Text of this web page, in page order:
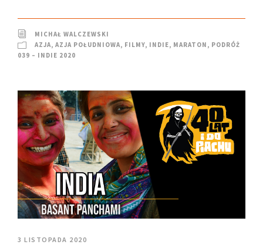
MICHAŁ WALCZEWSKI
AZJA, AZJA POŁUDNIOWA, FILMY, INDIE, MARATON , PODRÓŻ
039 – INDIE 2020
3 LISTOPADA 2020